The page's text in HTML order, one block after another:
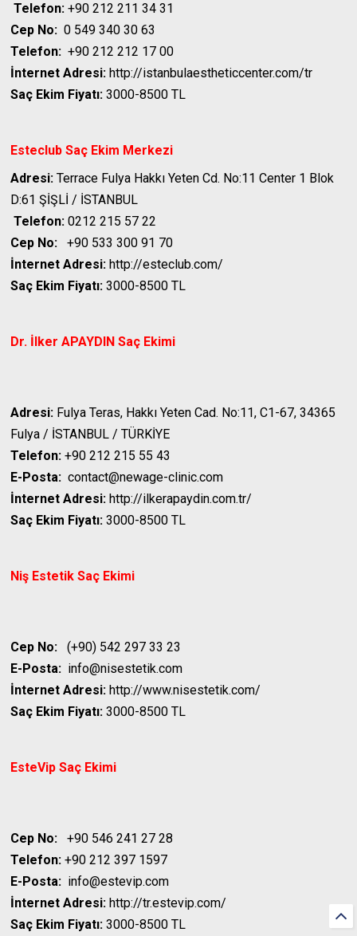
Telefon: +90 212 211 34 31
Cep No: 0 549 340 30 63
Telefon: +90 212 212 17 00
İnternet Adresi: http://istanbulaestheticcenter.com/tr
Saç Ekim Fiyatı: 3000-8500 TL
Esteclub Saç Ekim Merkezi
Adresi: Terrace Fulya Hakkı Yeten Cd. No:11 Center 1 Blok
D:61 ŞİŞLİ / İSTANBUL
Telefon: 0212 215 57 22
Cep No: +90 533 300 91 70
İnternet Adresi: http://esteclub.com/
Saç Ekim Fiyatı: 3000-8500 TL
Dr. İlker APAYDIN Saç Ekimi
Adresi: Fulya Teras, Hakkı Yeten Cad. No:11, C1-67, 34365
Fulya / İSTANBUL / TÜRKİYE
Telefon: +90 212 215 55 43
E-Posta: contact@newage-clinic.com
İnternet Adresi: http://ilkerapaydin.com.tr/
Saç Ekim Fiyatı: 3000-8500 TL
Niş Estetik Saç Ekimi
Cep No: (+90) 542 297 33 23
E-Posta: info@nisestetik.com
İnternet Adresi: http://www.nisestetik.com/
Saç Ekim Fiyatı: 3000-8500 TL
EsteVip Saç Ekimi
Cep No: +90 546 241 27 28
Telefon: +90 212 397 1597
E-Posta: info@estevip.com
İnternet Adresi: http://tr.estevip.com/
Saç Ekim Fiyatı: 3000-8500 TL